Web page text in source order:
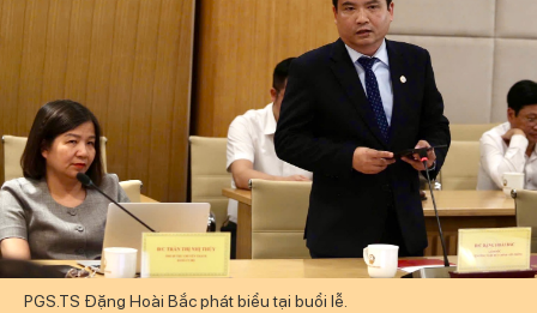
Tiêu chuẩn, đo lường, chất lượng
Năng lượng nguyên tử
Voice
Trang tin Bộ Trưởng
Sự kiện quan trọng
Nhiệm vụ trọng tâm
Chọn ngôn ngữ
Vietnamese English
PGS.TS Đặng Hoài Bắc phát biểu tại buổi lễ.